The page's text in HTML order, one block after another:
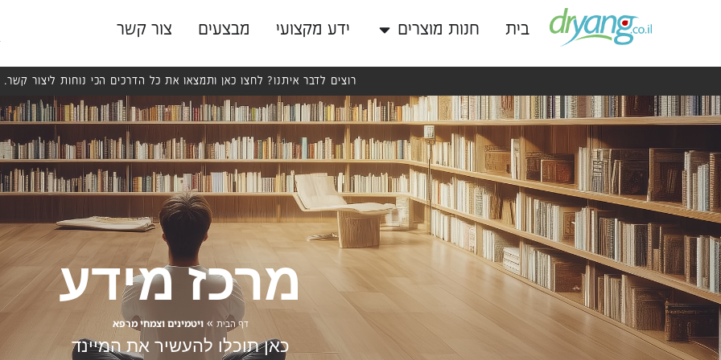
בית חנות מוצרים ידע מקצועי מבצעים צור קשר
רוצים לדבר איתנו? לחצו כאן ותמצאו את כל הדרכים הכי נוחות ליצור קשר.
מרכז מידע
דף הבית »ויטמינים וצמחי מרפא
כאן תוכלו להעשיר את המיינד